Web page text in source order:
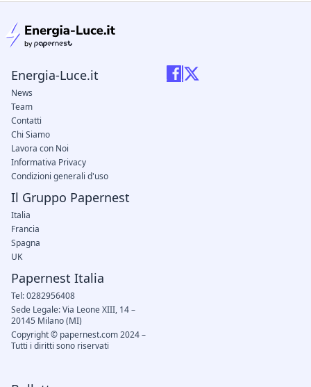
Energia-Luce.it
News
Team
Contatti
Chi Siamo
Lavora con Noi
Informativa Privacy
Condizioni generali d'uso
Il Gruppo Papernest
Italia
Francia
Spagna
UK
Papernest Italia
Tel: 0282956408
Sede Legale: Via Leone XIII, 14 –
20145 Milano (MI)
Copyright © papernest.com 2024 –
Tutti i diritti sono riservati